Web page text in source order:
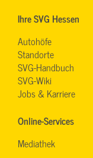
Ihre SVG Hessen
Autohöfe
Standorte
SVG-Handbuch
SVG-Wiki
Jobs & Karriere
Online-Services
Mediathek